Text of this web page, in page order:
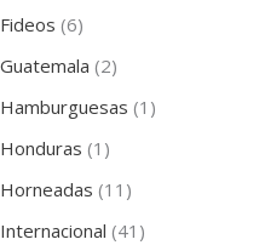
Fideos (6)
Guatemala (2)
Hamburguesas (1)
Honduras (1)
Horneadas (11)
Internacional (41)